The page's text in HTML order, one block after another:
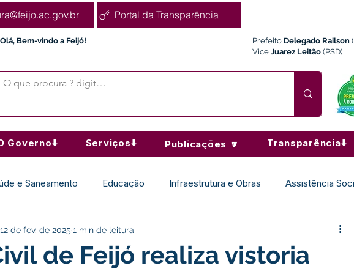
Portal da Transparência
Olá, Bem-vindo a Feijó! Prefeito Delegado Railson
Vice Juarez Leitão (PSD)
Governo⬇️ Serviços⬇️ Publicações 🔽 Transparência⬇️
e Saneamento Educação Infraestrutura e Obras Assistência
Desporto Cultura e Lazer Institucional e
de Feijó realiza vistoria
12 de fev. de 2025 1 min de leitura